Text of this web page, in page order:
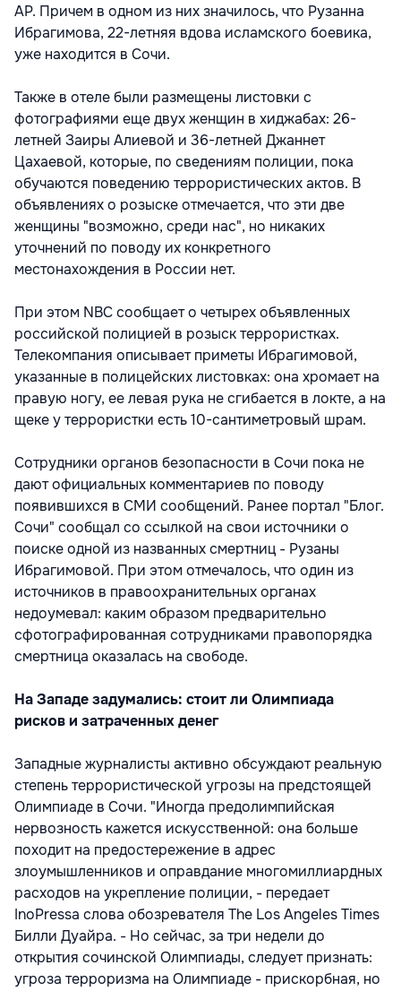
AP. Причем в одном из них значилось, что Рузанна
Ибрагимова, 22-летняя вдова исламского боевика,
уже находится в Сочи.
Также в отеле были размещены листовки с
фотографиями еще двух женщин в хиджабах: 26-
летней Заиры Алиевой и 36-летней Джаннет
Цахаевой, которые, по сведениям полиции, пока
обучаются поведению террористических актов. В
объявлениях о розыске отмечается, что эти две
женщины "возможно, среди нас", но никаких
уточнений по поводу их конкретного
местонахождения в России нет.
При этом NBC сообщает о четырех объявленных
российской полицией в розыск террористках.
Телекомпания описывает приметы Ибрагимовой,
указанные в полицейских листовках: она хромает на
правую ногу, ее левая рука не сгибается в локте, а на
щеке у террористки есть 10-сантиметровый шрам.
Сотрудники органов безопасности в Сочи пока не
дают официальных комментариев по поводу
появившихся в СМИ сообщений. Ранее портал "Блог.
Сочи" сообщал со ссылкой на свои источники о
поиске одной из названных смертниц - Рузаны
Ибрагимовой. При этом отмечалось, что один из
источников в правоохранительных органах
недоумевал: каким образом предварительно
сфотографированная сотрудниками правопорядка
смертница оказалась на свободе.
На Западе задумались: стоит ли Олимпиада
рисков и затраченных денег
Западные журналисты активно обсуждают реальную
степень террористической угрозы на предстоящей
Олимпиаде в Сочи. "Иногда предолимпийская
нервозность кажется искусственной: она больше
походит на предостережение в адрес
злоумышленников и оправдание многомиллиардных
расходов на укрепление полиции, - передает
InoPressa слова обозревателя The Los Angeles Times
Билли Дуайра. - Но сейчас, за три недели до
открытия сочинской Олимпиады, следует признать:
угроза терроризма на Олимпиаде - прискорбная, но